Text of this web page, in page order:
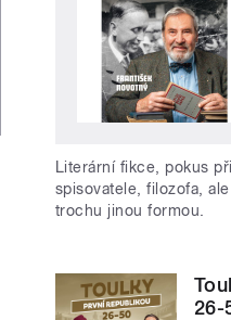
Literární fikce, pokus
spisovatele, filozofa,
trochu jinou formou.
26-